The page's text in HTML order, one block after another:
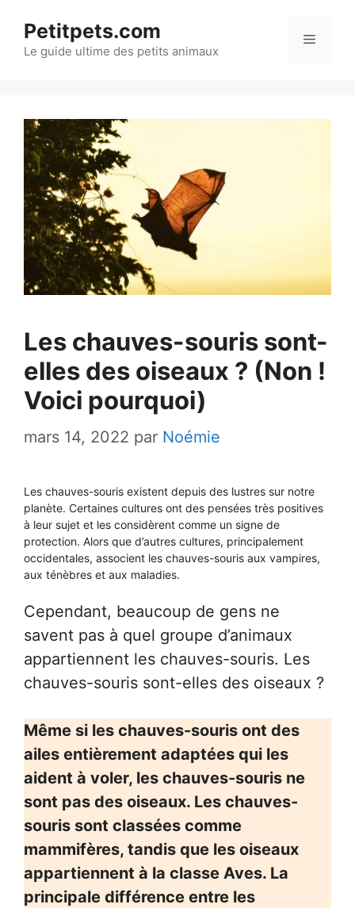
contenu
Petitpets.com
Le guide ultime des petits animaux
Menu
Les chauves-souris sont-
elles des oiseaux ? (Non !
Voici pourquoi)
mars 14, 2022 par Noémie
Les chauves-souris existent depuis des lustres sur notre
planète. Certaines cultures ont des pensées très positives
à leur sujet et les considèrent comme un signe de
protection. Alors que d’autres cultures, principalement
occidentales, associent les chauves-souris aux vampires,
aux ténèbres et aux maladies.
Cependant, beaucoup de gens ne
savent pas à quel groupe d’animaux
appartiennent les chauves-souris. Les
chauves-souris sont-elles des oiseaux ?
Même si les chauves-souris ont des
ailes entièrement adaptées qui les
aident à voler, les chauves-souris ne
sont pas des oiseaux. Les chauves-
souris sont classées comme
mammifères, tandis que les oiseaux
appartiennent à la classe Aves. La
principale différence entre les